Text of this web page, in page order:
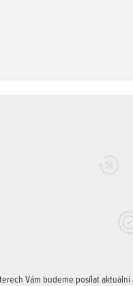
Vám budeme posílat